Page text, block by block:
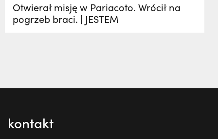
Otwierał misję w Pariacoto. Wrócił na
pogrzeb braci. | JESTEM
kontakt